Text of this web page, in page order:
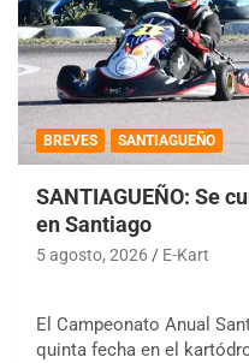
BREVES SANTIAGUEÑO
SANTIAGUEÑO: Se
en Santiago
5 agosto, 2026 E-Kart
El Campeonato Anual
quinta fecha en el